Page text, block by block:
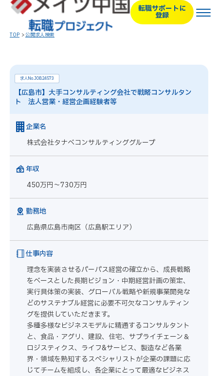
転職サポートに
登録
TOP 公開求人検索
求人No.JOB24573
【広島市】大手コンサルティング会社で戦略コンサルタン
ト 法人営業・経営企画経験者等
企業名
株式会社タナベコンサルティンググループ
年収
450万円～730万円
勤務地
広島県広島市南区（広島駅エリア）
仕事内容
理念を実装させるパーパス経営の確立から、成長戦略
をベースとした長期ビジョン・中期経営計画の策定、
実行具体策の実装、グローバル戦略や新規事業開発な
どのサステナブル経営に必要不可欠なコンサルティン
グを提供していただきます。
多種多様なビジネスモデルに精通するコンサルタント
と、食品・アグリ、建設、住宅、サプライチェーン＆
ロジスティクス、ライフ&サービス、製造など各業
界・領域を熟知するスペシャリストが企業の課題に応
じてチームを組成し、各企業にとって最適なビジネス